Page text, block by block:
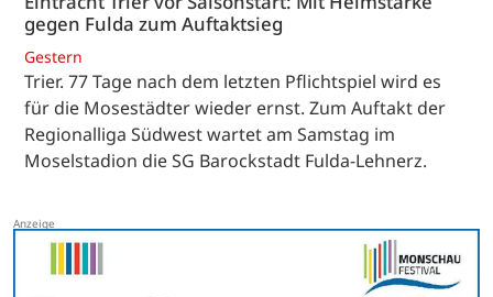
gegen Fulda zum Auftaktsieg
Gestern
Trier. 77 Tage nach dem letzten Pflichtspiel wird es
für die Mosestädter wieder ernst. Zum Auftakt der
Regionalliga Südwest wartet am Samstag im
Moselstadion die SG Barockstadt Fulda-Lehnerz.